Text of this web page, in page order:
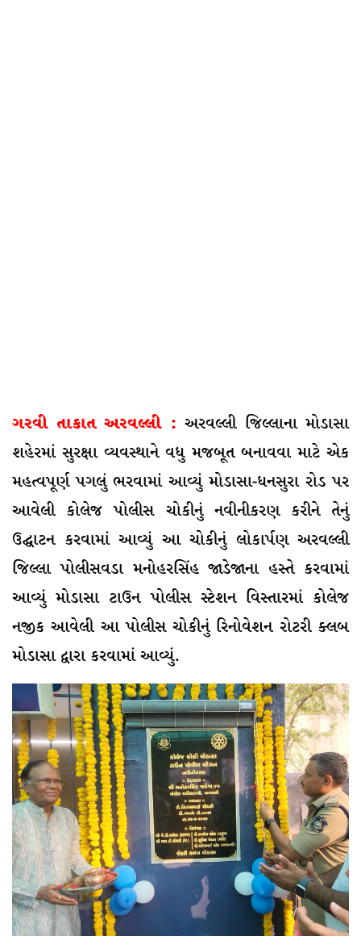
ગરવી તાકાત અરવલ્લી : અરવલ્લી જિલ્લાના મોડાસા
શહેરમાં સુરક્ષા વ્યવસ્થાને વધુ મજબૂત બનાવવા માટે એક
મહત્વપૂર્ણ પગલું ભરવામાં આવ્યું મોડાસા-ધનસુરા રોડ પર
આવેલી કોલેજ પોલીસ ચોકીનું નવીનીકરણ કરીને તેનું
ઉદ્ઘાટન કરવામાં આવ્યું આ ચોકીનું લોકાર્પણ અરવલ્લી
જિલ્લા પોલીસવડા મનોહરસિંહ જાડેજાના હસ્તે કરવામાં
આવ્યું મોડાસા ટાઉન પોલીસ સ્ટેશન વિસ્તારમાં કોલેજ
નજીક આવેલી આ પોલીસ ચોકીનું રિનોવેશન રોટરી ક્લબ
મોડાસા દ્વારા કરવામાં આવ્યું.